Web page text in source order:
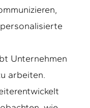
Unternehmen
arbeiten.